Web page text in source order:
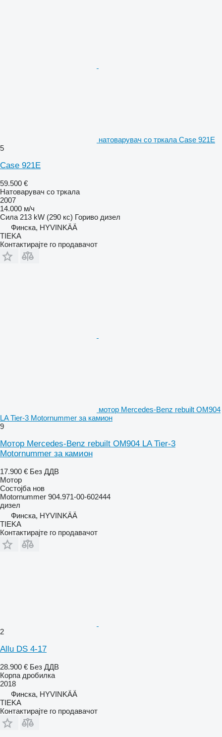
натоварувач со тркала Case 921E
5
Case 921E
59.500 €
Натоварувач со тркала
2007
14.000 м/ч
Сила 213 kW (290 кс) Гориво дизел
Финска, HYVINKÄÄ
TIEKA
Контактирајте го продавачот
мотор Mercedes-Benz rebuilt OM904
LA Tier-3 Motornummer за камион
9
Мотор Mercedes-Benz rebuilt OM904 LA Tier-3
Motornummer за камион
17.900 € Без ДДВ
Мотор
Состојба нов
Motornummer 904.971-00-602444
дизел
Финска, HYVINKÄÄ
TIEKA
Контактирајте го продавачот
2
Allu DS 4-17
28.900 € Без ДДВ
Корпа дробилка
2018
Финска, HYVINKÄÄ
TIEKA
Контактирајте го продавачот